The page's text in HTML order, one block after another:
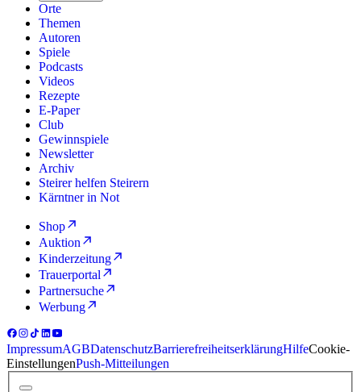
Orte
Themen
Autoren
Spiele
Podcasts
Videos
Rezepte
E-Paper
Club
Gewinnspiele
Newsletter
Archiv
Steirer helfen Steirern
Kärntner in Not
Shop
Auktion
Kinderzeitung
Trauerportal
Partnersuche
Werbung
ImpressumAGBDatenschutzBarrierefreiheitserklärungHilfeCookie-
EinstellungenPush-Mitteilungen